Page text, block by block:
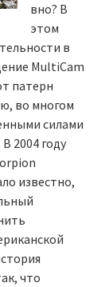
вно? В
этом
в
MultiCam
патерн
во многом
силами
2004 году
известно,
что